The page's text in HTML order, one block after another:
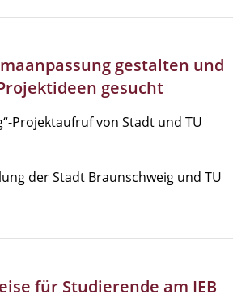
gestalten und
gesucht
Projektaufruf von Stadt und TU
der Stadt Braunschweig und TU
für Studierende am IEB